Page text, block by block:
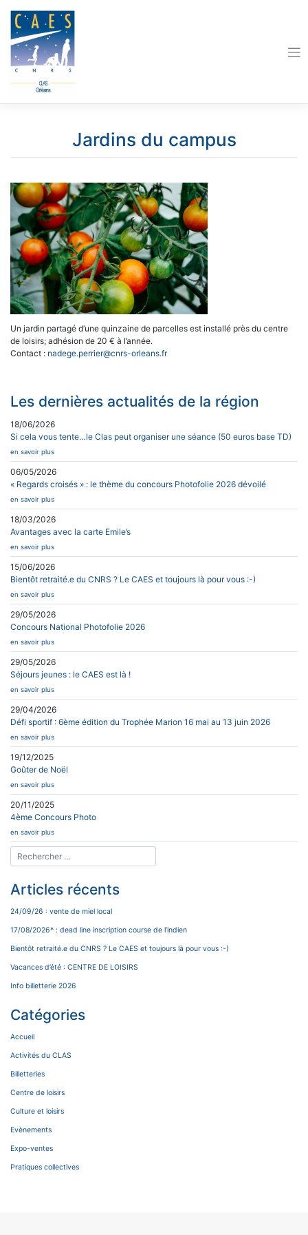
content
Jardins du campus
Un jardin partagé d’une quinzaine de parcelles est installé près du centre
de loisirs; adhésion de 20 € à l’année.
Contact : nadege.perrier@cnrs-orleans.fr
Les dernières actualités de la région
18/06/2026
Si cela vous tente…le Clas peut organiser une séance (50 euros base TD)
en savoir plus
06/05/2026
« Regards croisés » : le thème du concours Photofolie 2026 dévoilé
en savoir plus
18/03/2026
Avantages avec la carte Emile’s
en savoir plus
15/06/2026
Bientôt retraité.e du CNRS ? Le CAES et toujours là pour vous :-)
en savoir plus
29/05/2026
Concours National Photofolie 2026
en savoir plus
29/05/2026
Séjours jeunes : le CAES est là !
en savoir plus
29/04/2026
Défi sportif : 6ème édition du Trophée Marion 16 mai au 13 juin 2026
en savoir plus
19/12/2025
Goûter de Noël
en savoir plus
20/11/2025
4ème Concours Photo
en savoir plus
Articles récents
24/09/26 : vente de miel local
17/08/2026* : dead line inscription course de l’indien
Bientôt retraité.e du CNRS ? Le CAES et toujours là pour vous :-)
Vacances d’été : CENTRE DE LOISIRS
Info billetterie 2026
Catégories
Accueil
Activités du CLAS
Billetteries
Centre de loisirs
Culture et loisirs
Evènements
Expo-ventes
Pratiques collectives